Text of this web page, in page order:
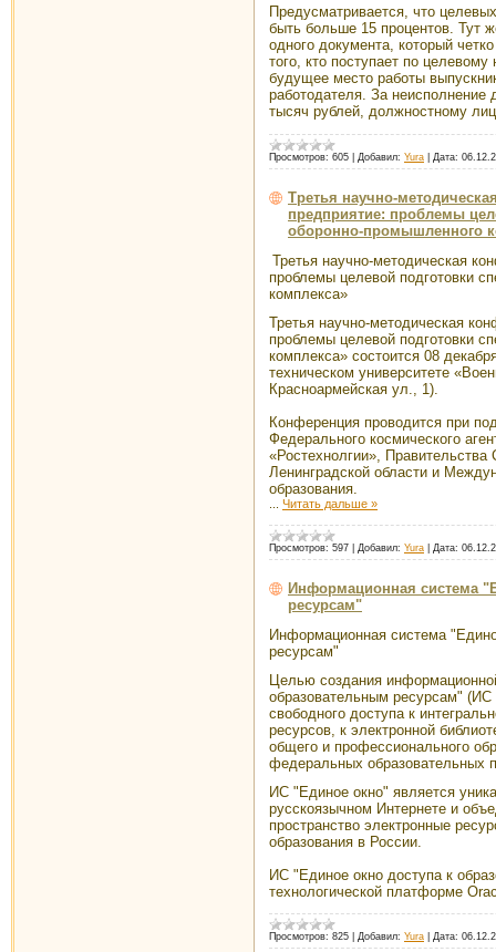
Предусматривается, что
быть больше 15 процентов. Тут
одного документа, который
того, кто поступает по
будущее место работы
работодателя. За неисполнение
тысяч рублей, должностному
Просмотров: 605 Добавил: Yura Дата:
Третья научно-
предприятие: проблемы
оборонно-промышленного
Третья научно-методическая
проблемы целевой подготовки
комплекса»
Третья научно-методическая
проблемы целевой подготовки
комплекса» состоится 08
техническом университете
Красноармейская ул., 1).
Конференция проводится при
Федерального космического
«Ростехнолгии», Правительства
Ленинградской области и
образования.
Читать дальше »
Просмотров: 597 Добавил: Yura Дата:
Информационная система
ресурсам"
Информационная система
ресурсам"
Целью создания
образовательным ресурсам" (ИС
свободного доступа к
ресурсов, к электронной
общего и профессионального
федеральных образовательных
ИС "Единое окно" является
русскоязычном Интернете и
пространство электронные
образования в России.
ИС "Единое окно доступа к
технологической платформе
Просмотров: 825 Добавил: Yura Дата: